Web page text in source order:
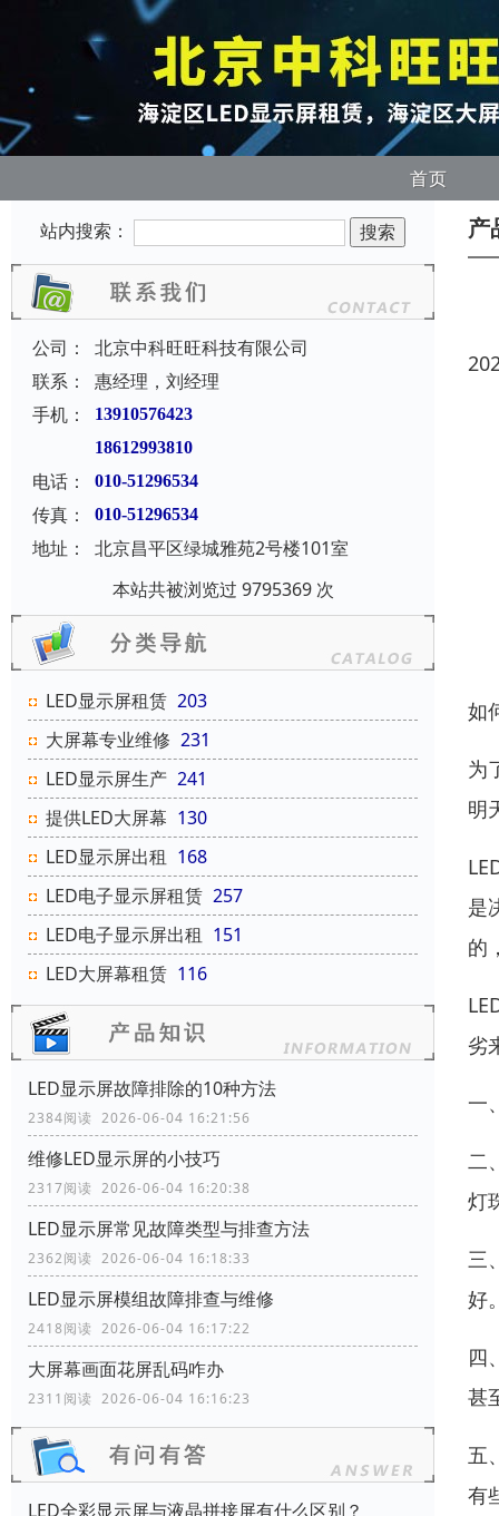
首页
站内搜索：
公司：
北京中科旺旺科技有限公司
联系：
惠经理，刘经理
手机：
13910576423
18612993810
电话： 010-51296534
传真： 010-51296534
地址：
北京昌平区绿城雅苑2号楼101室
本站共被浏览过 9795369 次
LED显示屏租赁 203
大屏幕专业维修 231
LED显示屏生产 241
提供LED大屏幕 130
LED显示屏出租 168
LED电子显示屏租赁 257
LED电子显示屏出租 151
LED大屏幕租赁 116
LED显示屏故障排除的10种方法
2384阅读 2026-06-04 16:21:56
维修LED显示屏的小技巧
2317阅读 2026-06-04 16:20:38
LED显示屏常见故障类型与排查方法
2362阅读 2026-06-04 16:18:33
LED显示屏模组故障排查与维修
2418阅读 2026-06-04 16:17:22
大屏幕画面花屏乱码咋办
2311阅读 2026-06-04 16:16:23
LED全彩显示屏与液晶拼接屏有什么区别？
产
如
为
明
是
的
劣
一
二
灯
三
好
四
甚
五
有